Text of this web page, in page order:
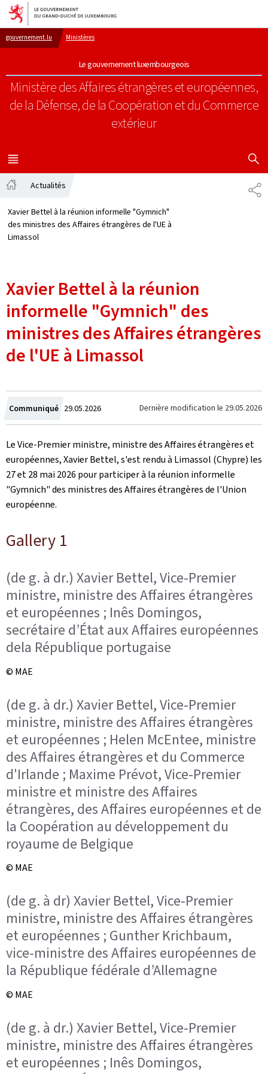
Aller au menu principal
Aller au contenu
gouvernement.lu Ministères
Le gouvernement luxembourgeois
Ministère des Affaires étrangères et européennes,
de la Défense, de la Coopération et du Commerce
extérieur
MENU
PRINCIPAL
Actualités
Xavier Bettel à la réunion informelle "Gymnich"
des ministres des Affaires étrangères de l'UE à
Limassol
Xavier Bettel à la réunion
informelle "Gymnich" des
ministres des Affaires étrangères
de l'UE à Limassol
Communiqué Crée
le
29.05.2026 Dernière modification le 29.05.2026
Le Vice-Premier ministre, ministre des Affaires étrangères et
européennes, Xavier Bettel, s'est rendu à Limassol (Chypre) les
27 et 28 mai 2026 pour participer à la réunion informelle
"Gymnich" des ministres des Affaires étrangères de l'Union
européenne.
Gallery 1
(de g. à dr.) Xavier Bettel, Vice-Premier
ministre, ministre des Affaires étrangères
et européennes ; Inês Domingos,
secrétaire d’État aux Affaires européennes
dela République portugaise
© MAE
(de g. à dr.) Xavier Bettel, Vice-Premier
ministre, ministre des Affaires étrangères
et européennes ; Helen McEntee, ministre
des Affaires étrangères et du Commerce
d'Irlande ; Maxime Prévot, Vice-Premier
ministre et ministre des Affaires
étrangères, des Affaires européennes et de
la Coopération au développement du
royaume de Belgique
© MAE
(de g. à dr) Xavier Bettel, Vice-Premier
ministre, ministre des Affaires étrangères
et européennes ; Gunther Krichbaum,
vice-ministre des Affaires européennes de
la République fédérale d’Allemagne
© MAE
(de g. à dr.) Xavier Bettel, Vice-Premier
ministre, ministre des Affaires étrangères
et européennes ; Inês Domingos,